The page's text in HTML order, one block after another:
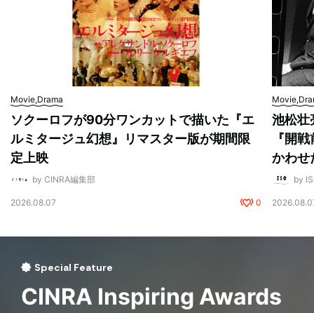
Movie,Drama
ソクーロフが90分ワンカットで描いた『エ
ルミタージュ幻想』リマスター版が期間限
定上映
by CINRA編集部
2026.08.07 0
池松壮
『開
かわせ
by
Special Feature
CINRA Inspiring Awards